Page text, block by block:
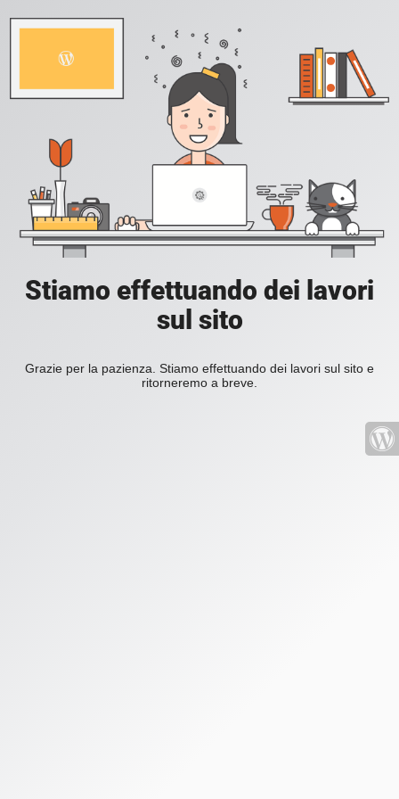
Stiamo effettuando dei lavori
sul sito
Grazie per la pazienza. Stiamo effettuando dei lavori sul sito e
ritorneremo a breve.